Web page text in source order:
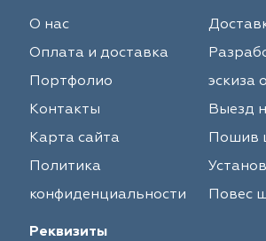
О нас
Оплата и доставка
Портфолио
Контакты
Карта сайта
Политика
конфиденциальности
эскиза
Выезд
Пошив
Повес
Реквизиты